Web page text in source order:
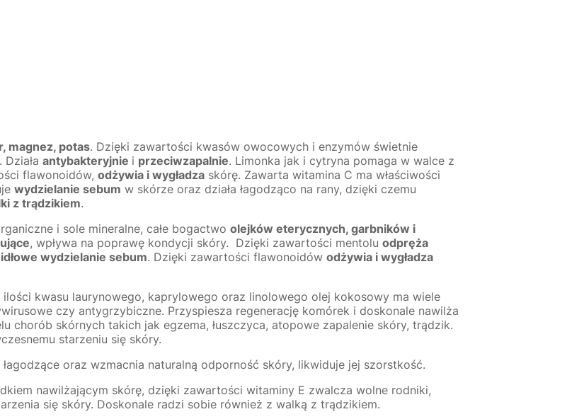
magnez, potas. Dzięki zawartości kwasów owocowych i enzymów świetnie
. Działa antybakteryjnie i przeciwzapalnie. Limonka jak i cytryna pomaga w walce z
flawonoidów, odżywia i wygładzaskórę. Zawarta witamina C ma właściwości
wydzielanie sebum w skórze oraz działa łagodząco na rany, dzięki czemu
z trądzikiem.
i sole mineralne, całe bogactwo olejków eterycznych, garbników i
, wpływa na poprawę kondycji skóry. Dzięki zawartości mentolu odpręża
wydzielanie sebum. Dzięki zawartości flawonoidów odżywia i wygładza
kwasu laurynowego, kaprylowego oraz linolowego olej kokosowy ma wiele
czy antygrzybiczne. Przyspiesza regenerację komórek i doskonale nawilża
chorób skórnych takich jak egzema, łuszczyca, atopowe zapalenie skóry, trądzik.
starzeniu się skóry.
oraz wzmacnia naturalną odporność skóry, likwiduje jej szorstkość.
nawilżającym skórę, dzięki zawartości witaminy E zwalcza wolne rodniki,
się skóry. Doskonale radzi sobie również z walką z trądzikiem.